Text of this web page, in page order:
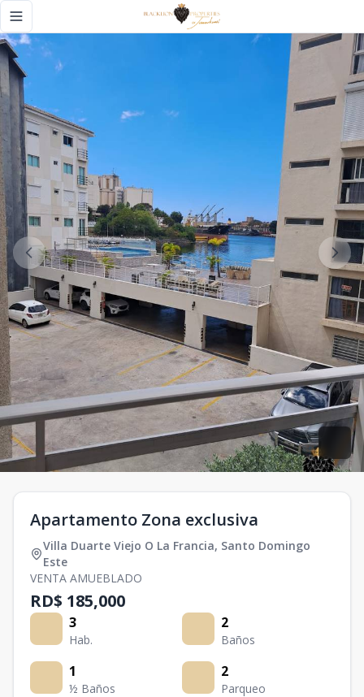
Toggle navigation menu
Apartamento Zona exclusiva
Villa Duarte Viejo O La Francia, Santo Domingo
Este
VENTA AMUEBLADO
RD$ 185,000
3
Hab.
2
Baños
1
½ Baños
2
Parqueo
Apartamento Zona exclusiva - Black Lion Properties